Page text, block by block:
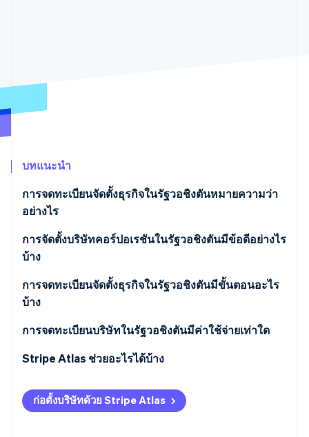
การป้องกันการฉ้อโกง
Climate
AI อย่างไร
บทแนะนำ
การจดทะเบียนจัดตั้งธุรกิจในรัฐวอชิงตันหมายความว่า
อย่างไร
การจัดตั้งบริษัทคอร์ปอเรชันในรัฐวอชิงตันมีข้อดีอย่างไร
บ้าง
การจดทะเบียนจัดตั้งธุรกิจในรัฐวอชิงตันมีขั้นตอนอะไร
บ้าง
เลือกประเภทบริษัทคอร์ปอเรชันของคุณ
ตรวจสอบและจองชื่อธุรกิจ
แต่งตั้งตัวแทนที่จดทะเบียน
ตัดสินใจเลือกโครงสร้างหุ้นเริ่มต้นของคุณ
การจดทะเบียนบริษัทในรัฐวอชิงตันมีค่าใช้จ่ายเท่าใด
Stripe Atlas ช่วยอะไรได้บ้าง
การสมัครใช้งาน Atlas
การรับชำระเงินและการธนาคารก่อนที่จะได้รับ EIN ของ
ก่อตั้งบริษัทด้วย Stripe Atlas